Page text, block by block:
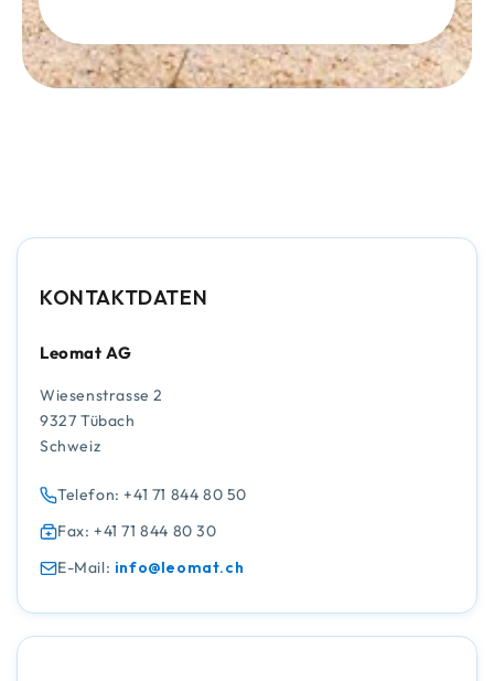
KONTAKTDATEN
Leomat AG
Wiesenstrasse 2
9327 Tübach
Schweiz
Telefon: +41 71 844 80 50
Fax: +41 71 844 80 30
E-Mail: info@leomat.ch